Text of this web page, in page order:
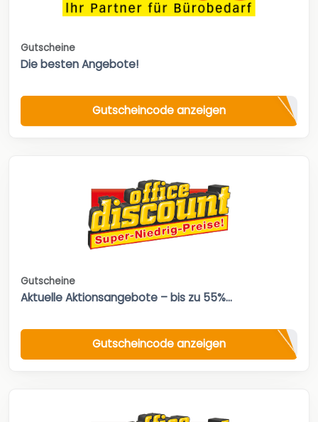
Gutscheine
Die besten Angebote!
Gutscheincode anzeigen
Gutscheine
Aktuelle Aktionsangebote – bis zu 55%...
Gutscheincode anzeigen